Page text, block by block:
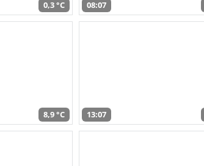
0,3 °C 08:07
8,9 °C 13:07